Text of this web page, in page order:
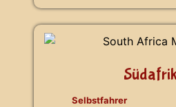
Selbstfahrer